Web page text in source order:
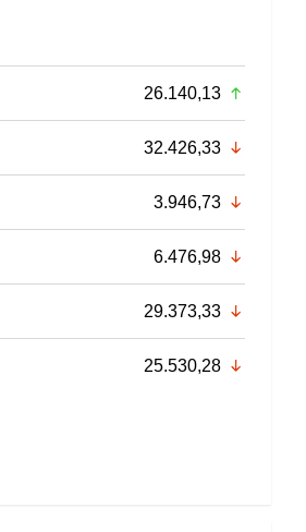
26.140,13
32.426,33
3.946,73
6.476,98
29.373,33
25.530,28